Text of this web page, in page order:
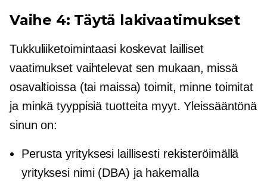
Vaihe 4: Täytä lakivaatimukset
Tukkuliiketoimintaasi koskevat lailliset
vaatimukset vaihtelevat sen mukaan, missä
osavaltioissa (tai maissa) toimit, minne toimitat
ja minkä tyyppisiä tuotteita myyt. Yleissääntönä
sinun on:
Perusta yrityksesi laillisesti rekisteröimällä
yrityksesi nimi (DBA) ja hakemalla